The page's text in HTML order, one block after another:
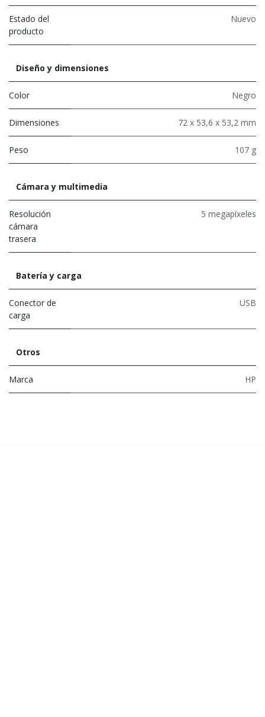
Estado del
producto
Nuevo
Diseño y dimensiones
Color Negro
Dimensiones 72 x 53,6 x 53,2 mm
Peso 107 g
Cámara y multimedia
Resolución
cámara
trasera
5 megapíxeles
Batería y carga
Conector de
carga
USB
Otros
Marca HP